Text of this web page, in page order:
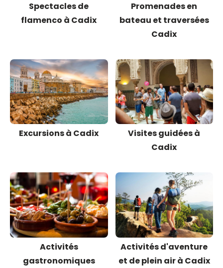
Spectacles de
flamenco à Cadix
Promenades en
bateau et traversées
Cadix
Excursions à Cadix
Visites guidées à
Cadix
Activités
gastronomiques
Activités d'aventure
et de plein air à Cadix